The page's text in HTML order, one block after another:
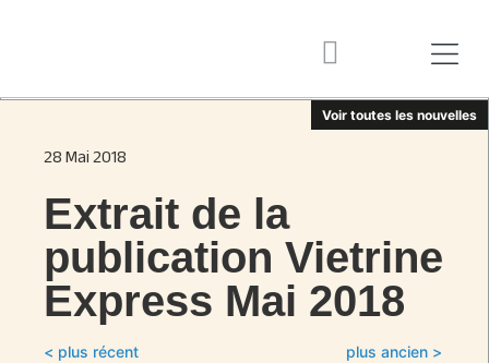
Voir toutes les nouvelles
28 Mai 2018
Extrait de la
publication Vietrine
Express Mai 2018
< plus récent plus ancien >